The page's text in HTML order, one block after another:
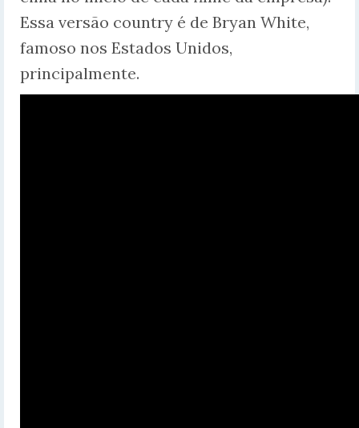
Essa versão country é de Bryan White,
famoso nos Estados Unidos,
principalmente.